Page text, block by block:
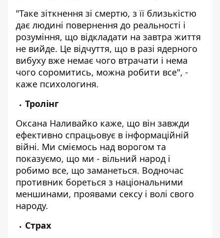
"Таке зіткнення зі смертю, з її близькістю
дає людині повернення до реальності і
розуміння, що відкладати на завтра життя
не вийде. Це відчуття, що в разі ядерного
вибуху вже немає чого втрачати і нема
чого соромитись, можна робити все", -
каже психологиня.
Тролінг
Оксана Наливайко каже, що він завжди
ефективно спрацьовує в інформаційній
війні. Ми сміємось над ворогом та
показуємо, що ми - вільний народ і
робимо все, що заманеться. Водночас
противник бореться з національними
меншинами, проявами сексу і волі свого
народу.
Страх